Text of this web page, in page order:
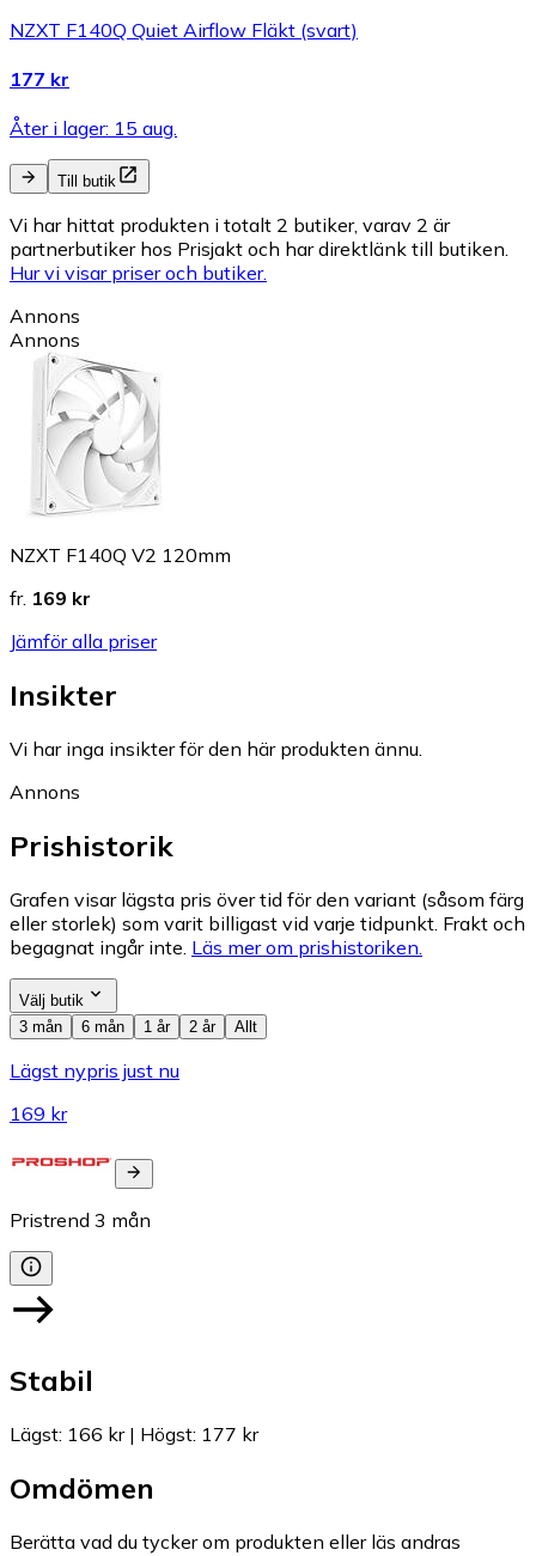
NZXT F140Q Quiet Airflow Fläkt (svart)
177 kr
Åter i lager: 15 aug.
Till butik
Vi har hittat produkten i totalt 2 butiker, varav 2 är
partnerbutiker hos Prisjakt och har direktlänk till butiken.
Hur vi visar priser och butiker.
Annons
Annons
NZXT F140Q V2 120mm
fr. 169 kr
Jämför alla priser
Insikter
Vi har inga insikter för den här produkten ännu.
Annons
Prishistorik
Grafen visar lägsta pris över tid för den variant (såsom färg
eller storlek) som varit billigast vid varje tidpunkt. Frakt och
begagnat ingår inte. Läs mer om prishistoriken.
Välj butik
3 mån
6 mån 1 år 2 år Allt
Lägst nypris just nu
169 kr
Pristrend 3 mån
Stabil
Lägst: 166 kr| Högst: 177 kr
Omdömen
Berätta vad du tycker om produkten eller läs andras